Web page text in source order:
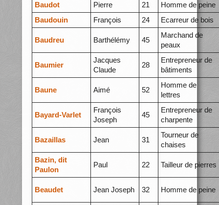
Baudot Pierre 21
Homme de peine
Baudouin
François 24 Ecarreur de bois
Baudreu Barthélémy 45
Marchand de
peaux
Baumier
Jacques
Claude
28
Entrepreneur de
bâtiments
Baune Aimé 52
Homme de
lettres
Bayard-Varlet
François
Joseph
45
Entrepreneur de
charpente
Bazaillas Jean 31
Tourneur de
chaises
Bazin, dit
Paulon
Paul 22 Tailleur de pierres
Beaudet Jean Joseph 32 Homme de peine